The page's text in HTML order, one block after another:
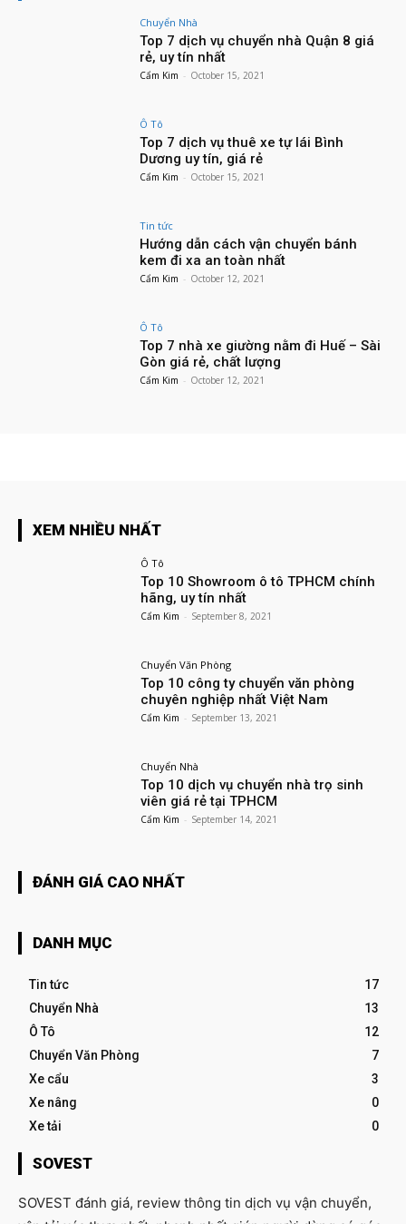
Chuyển Nhà
Top 7 dịch vụ chuyển nhà Quận 8 giá
rẻ, uy tín nhất
Cẩm Kim - October 15, 2021
Ô Tô
Top 7 dịch vụ thuê xe tự lái Bình
Dương uy tín, giá rẻ
Cẩm Kim - October 15, 2021
Tin tức
Hướng dẫn cách vận chuyển bánh
kem đi xa an toàn nhất
Cẩm Kim - October 12, 2021
Ô Tô
Top 7 nhà xe giường nằm đi Huế – Sài
Gòn giá rẻ, chất lượng
Cẩm Kim - October 12, 2021
XEM NHIỀU NHẤT
Ô Tô
Top 10 Showroom ô tô TPHCM chính
hãng, uy tín nhất
Cẩm Kim - September 8, 2021
Chuyển Văn Phòng
Top 10 công ty chuyển văn phòng
chuyên nghiệp nhất Việt Nam
Cẩm Kim - September 13, 2021
Chuyển Nhà
Top 10 dịch vụ chuyển nhà trọ sinh
viên giá rẻ tại TPHCM
Cẩm Kim - September 14, 2021
ĐÁNH GIÁ CAO NHẤT
DANH MỤC
Tin tức
17
Chuyển Nhà
13
Ô Tô
12
Chuyển Văn Phòng
7
Xe cẩu
3
Xe nâng
0
Xe tải
0
SOVEST
SOVEST đánh giá, review thông tin dịch vụ vận chuyển,